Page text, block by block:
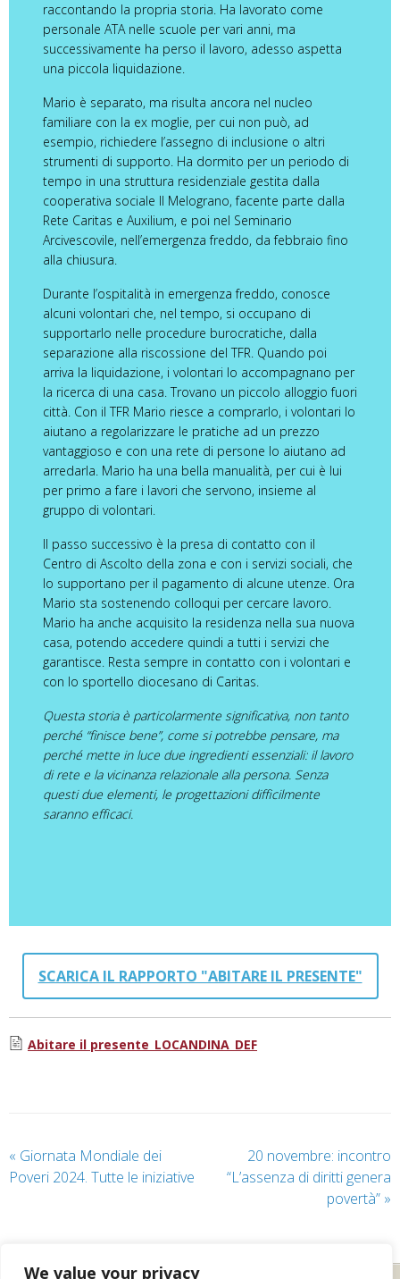
We value your privacy
raccontando la propria storia. Ha lavorato come
personale ATA nelle scuole per vari anni, ma
successivamente ha perso il lavoro, adesso aspetta
una piccola liquidazione.
Mario è separato, ma risulta ancora nel nucleo
familiare con la ex moglie, per cui non può, ad
esempio, richiedere l’assegno di inclusione o altri
strumenti di supporto. Ha dormito per un periodo di
tempo in una struttura residenziale gestita dalla
cooperativa sociale Il Melograno, facente parte dalla
Rete Caritas e Auxilium, e poi nel Seminario
Arcivescovile, nell’emergenza freddo, da febbraio fino
alla chiusura.
Durante l’ospitalità in emergenza freddo, conosce
alcuni volontari che, nel tempo, si occupano di
supportarlo nelle procedure burocratiche, dalla
separazione alla riscossione del TFR. Quando poi
arriva la liquidazione, i volontari lo accompagnano per
la ricerca di una casa. Trovano un piccolo alloggio fuori
città. Con il TFR Mario riesce a comprarlo, i volontari lo
aiutano a regolarizzare le pratiche ad un prezzo
vantaggioso e con una rete di persone lo aiutano ad
arredarla. Mario ha una bella manualità, per cui è lui
per primo a fare i lavori che servono, insieme al
gruppo di volontari.
Il passo successivo è la presa di contatto con il
Centro di Ascolto della zona e con i servizi sociali, che
lo supportano per il pagamento di alcune utenze. Ora
Mario sta sostenendo colloqui per cercare lavoro.
Mario ha anche acquisito la residenza nella sua nuova
casa, potendo accedere quindi a tutti i servizi che
garantisce. Resta sempre in contatto con i volontari e
con lo sportello diocesano di Caritas.
Questa storia è particolarmente significativa, non tanto
perché “finisce bene”, come si potrebbe pensare, ma
perché mette in luce due ingredienti essenziali: il lavoro
di rete e la vicinanza relazionale alla persona. Senza
questi due elementi, le progettazioni difficilmente
saranno efficaci.
SCARICA IL RAPPORTO "ABITARE IL PRESENTE"
Abitare il presente_LOCANDINA_DEF
« Giornata Mondiale dei
Poveri 2024. Tutte le iniziative
20 novembre: incontro
“L’assenza di diritti genera
povertà” »